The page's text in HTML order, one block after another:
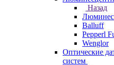
Назад
Balluff
Pepperl
Wenglor
Оптические
систем